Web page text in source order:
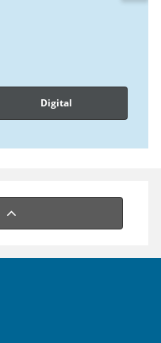
Digital